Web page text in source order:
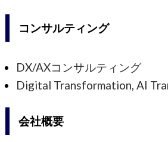
コンサルティング
DX/AXコンサルティング
Digital Transformation, AI
会社概要